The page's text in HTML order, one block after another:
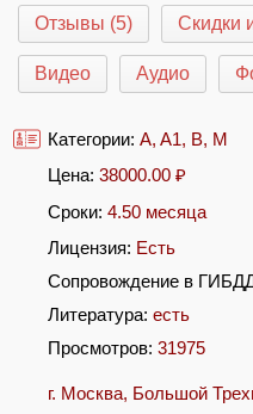
Отзывы (5) Скидки
Видео Аудио
Категории: A, A1, B, M
Цена: 38000.00 ₽
Сроки: 4.50 месяца
Лицензия: Есть
Сопровождение в
Литература: есть
Просмотров: 31975
г. Москва, Большой